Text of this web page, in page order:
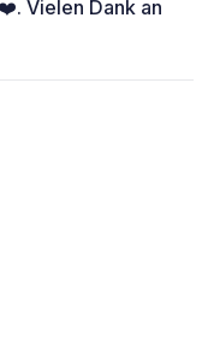
Vielen Dank an